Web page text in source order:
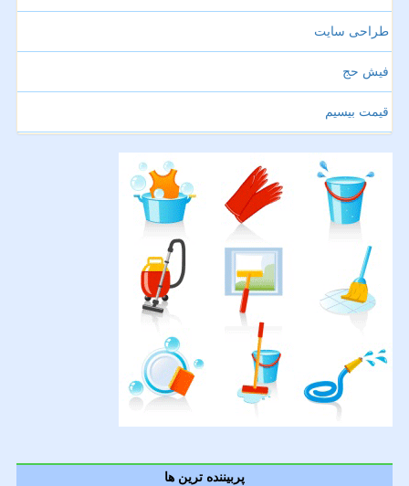
طراحی سایت
فیش حج
قیمت بیسیم
پربیننده ترین ها